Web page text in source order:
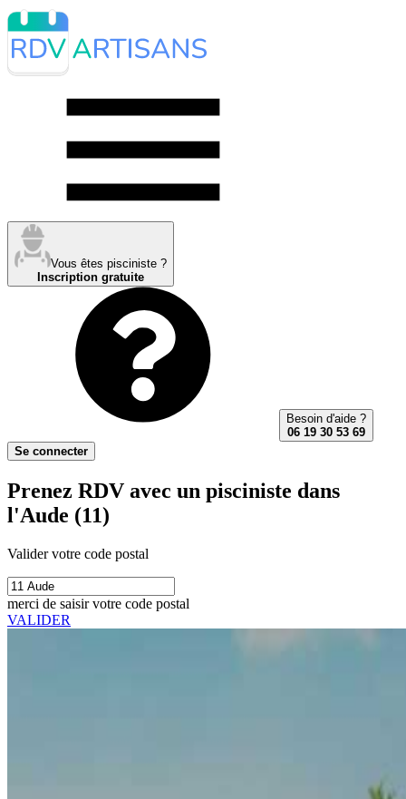
Vous êtes pisciniste ?
Inscription gratuite
Besoin d'aide ?
06 19 30 53 69
Se connecter
Prenez RDV avec un pisciniste dans
l'Aude (11)
Valider votre code postal
merci de saisir votre code postal
VALIDER